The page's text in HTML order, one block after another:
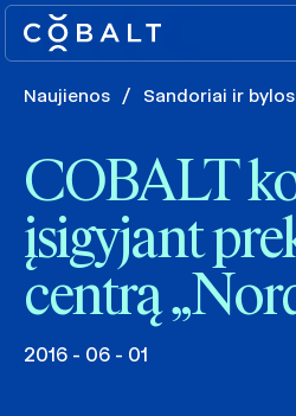
Naujienos / Sandoriai ir bylos
COBALT
įsigyjant
centrą
2016 - 06 - 01